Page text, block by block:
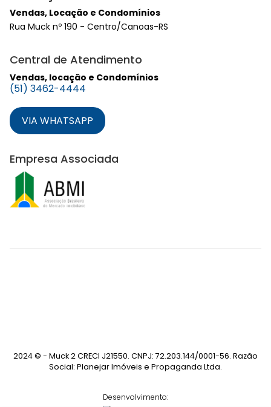
Vendas, Locação e Condomínios
Rua Muck nº 190 - Centro/Canoas-RS
Central de Atendimento
Vendas, locação e Condomínios
(51) 3462-4444
VIA WHATSAPP
Empresa Associada
2024 © - Muck 2 CRECI J21550. CNPJ: 72.203.144/0001-56. Razão
Social: Planejar Imóveis e Propaganda Ltda.
Desenvolvimento: